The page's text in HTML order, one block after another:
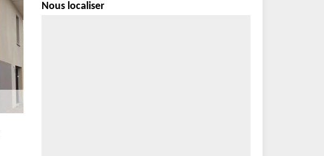
Nous localiser